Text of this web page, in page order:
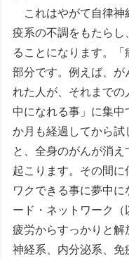
これはやがて自律神
疫系の不調をもたら
ることになります。
部分です。例えば、
れた人が、それまで
中になれる事」に集
か月も経過してから試
と、全身のがんが消
起こります。その間に
ワクできる事に夢中
ード・ネットワーク（
疲労からすっかりと
神経系、内分泌系、